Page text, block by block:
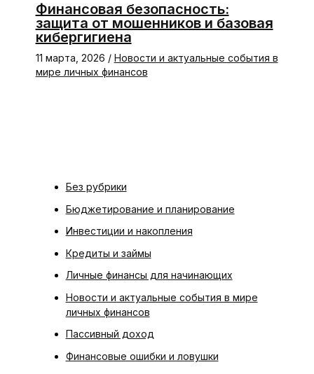
Финансовая безопасность:
защита от мошенников и базовая
кибергигиена
11 марта, 2026 / Новости и актуальные события в
мире личных финансов
Без рубрики
Бюджетирование и планирование
Инвестиции и накопления
Кредиты и займы
Личные финансы для начинающих
Новости и актуальные события в мире
личных финансов
Пассивный доход
Финансовые ошибки и ловушки